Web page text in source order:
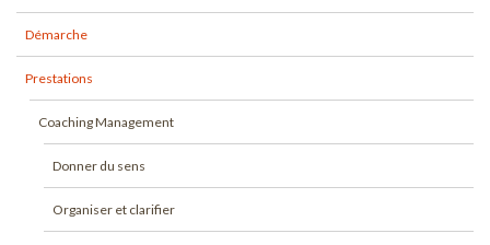
Démarche
Prestations
Coaching Management
Donner du sens
Organiser et clarifier